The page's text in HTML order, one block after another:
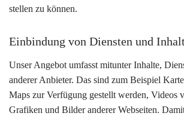
stellen zu können.
Einbindung von Diensten und
Unser Angebot umfasst mitunter Inhalte,
anderer Anbieter. Das sind zum Beispiel
Maps zur Verfügung gestellt werden, Videos
Grafiken und Bilder anderer Webseiten.